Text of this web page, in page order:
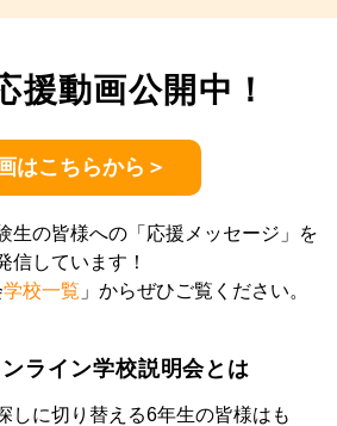
援動画公開中！
はこちらから＞
生の皆様への「応援メッセージ」を
信しています！
学校一覧 」からぜひご覧ください。
ライン学校説明会とは
しに切り替える6年生の皆様はも